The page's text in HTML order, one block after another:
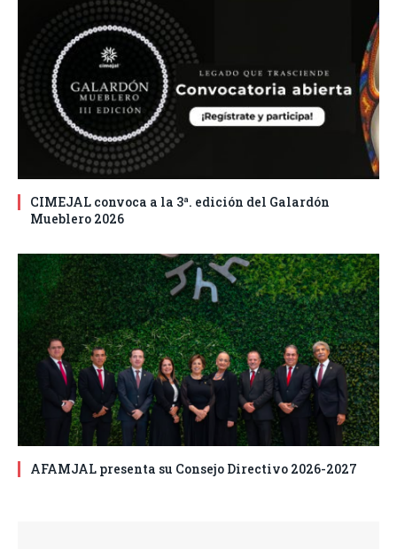
CIMEJAL convoca a la 3ª. edición del Galardón
Mueblero 2026
AFAMJAL presenta su Consejo Directivo 2026-2027